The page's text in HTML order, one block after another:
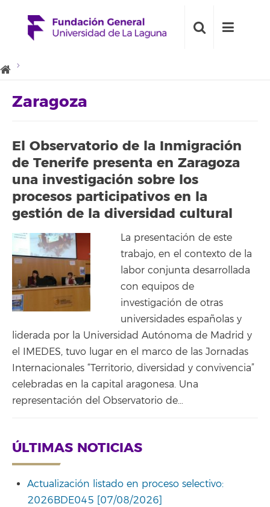
Zaragoza
El Observatorio de la Inmigración
de Tenerife presenta en Zaragoza
una investigación sobre los
procesos participativos en la
gestión de la diversidad cultural
La presentación de este
trabajo, en el contexto de la
labor conjunta desarrollada
con equipos de
investigación de otras
universidades españolas y
liderada por la Universidad Autónoma de Madrid y
el IMEDES, tuvo lugar en el marco de las Jornadas
Internacionales “Territorio, diversidad y convivencia”
celebradas en la capital aragonesa. Una
representación del Observatorio de…
ÚLTIMAS NOTICIAS
Actualización listado en proceso selectivo:
2026BDE045 [07/08/2026]